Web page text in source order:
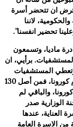
ان تتحضر أسرة
لاننا
تحضير انفسنا”.
ماديا، وتسمعون
برأيي، ان
المستشفيات
الخاصة بعض المستحقات لتتمكن من فتح أقسام كورونا، فمن أصل 130
كورونا، والباقي لم
الوزارية صدر
20 بالمئة من أسرة العناية، عندها
للكورونا و 10 في المئة من الاسرة العامة